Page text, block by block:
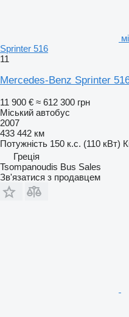
Sprinter 516
11
Mercedes-Benz Sprinter
11 900 € ≈ 612 300 грн
Міський автобус
2007
433 442 км
Потужність 150 к.с. (110 кВт)
Греція
Tsompanoudis Bus Sales
Зв'язатися з продавцем